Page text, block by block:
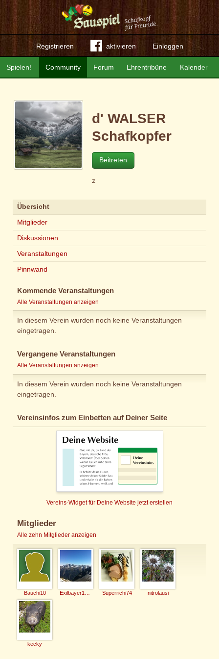
Registrieren aktivieren Einloggen
Community Forum Ehrentribüne Kalender
Spielen!
d' WALSER
Schafkopfer
Beitreten
z
Übersicht
Mitglieder
Diskussionen
Veranstaltungen
Pinnwand
Kommende Veranstaltungen
Alle Veranstaltungen anzeigen
In diesem Verein wurden noch keine Veranstaltungen
eingetragen.
Vergangene Veranstaltungen
Alle Veranstaltungen anzeigen
In diesem Verein wurden noch keine Veranstaltungen
eingetragen.
Vereinsinfos zum Einbetten auf Deiner Seite
Vereins-Widget für Deine Website jetzt erstellen
Mitglieder
Alle zehn Mitglieder anzeigen
Bauchi10 Superrichi74 nitrolausi
kecky